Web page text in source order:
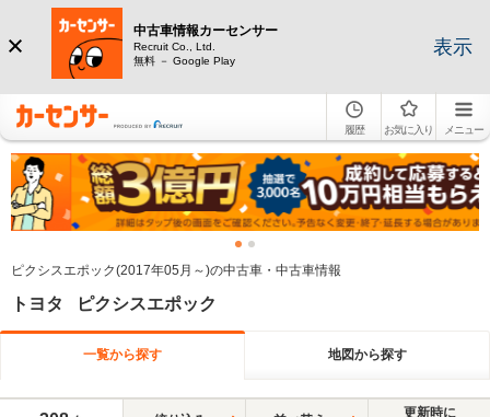
中古車情報カーセンサー
Recruit Co., Ltd.
無料 － Google Play
表示
履歴 お気に入り メニュー
ピクシスエポック(2017年05月～)の中古車・中古車情報
トヨタ ピクシスエポック
一覧から探す 地図から探す
更新時に